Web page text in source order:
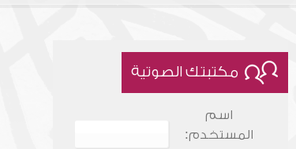
مكتبتك الصوتية
اسم
المستخدم: